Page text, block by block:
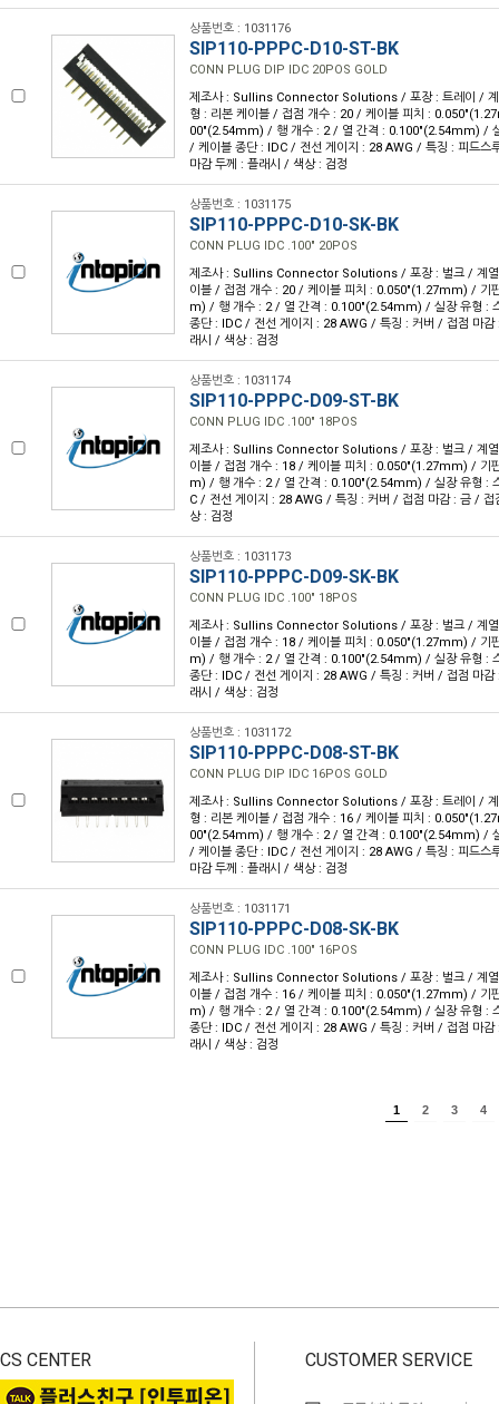
상품번호 : 1031176
SIP110-PPPC-D10-ST-BK
CONN PLUG DIP IDC 20POS GOLD
제조사 : Sullins Connector Solutions / 포장 : 트레이 / 계
형 : 리본 케이블 / 접점 개수 : 20 / 케이블 피치 :
00"(2.54mm) / 행 개수 : 2 / 열 간격 : 0.100"(2.54mm) /
/ 케이블 종단 : IDC / 전선 게이지 : 28 AWG / 특징 : 피드스
마감 두께 : 플래시 / 색상 : 검정
상품번호 : 1031175
SIP110-PPPC-D10-SK-BK
CONN PLUG IDC .100" 20POS
제조사 : Sullins Connector Solutions / 포장 : 벌크 / 계열
이블 / 접점 개수 : 20 / 케이블 피치 : 0.050"(1.27mm) / 기
m) / 행 개수 : 2 / 열 간격 : 0.100"(2.54mm) / 실장 유형 :
종단 : IDC / 전선 게이지 : 28 AWG / 특징 : 커버 / 접점 마감
래시 / 색상 : 검정
상품번호 : 1031174
SIP110-PPPC-D09-ST-BK
CONN PLUG IDC .100" 18POS
제조사 : Sullins Connector Solutions / 포장 : 벌크 / 계열
이블 / 접점 개수 : 18 / 케이블 피치 : 0.050"(1.27mm) / 기
m) / 행 개수 : 2 / 열 간격 : 0.100"(2.54mm) / 실장 유형 :
C / 전선 게이지 : 28 AWG / 특징 : 커버 / 접점 마감 : 금 / 접
상 : 검정
상품번호 : 1031173
SIP110-PPPC-D09-SK-BK
CONN PLUG IDC .100" 18POS
제조사 : Sullins Connector Solutions / 포장 : 벌크 / 계열
이블 / 접점 개수 : 18 / 케이블 피치 : 0.050"(1.27mm) / 기
m) / 행 개수 : 2 / 열 간격 : 0.100"(2.54mm) / 실장 유형 :
종단 : IDC / 전선 게이지 : 28 AWG / 특징 : 커버 / 접점 마감
래시 / 색상 : 검정
상품번호 : 1031172
SIP110-PPPC-D08-ST-BK
CONN PLUG DIP IDC 16POS GOLD
제조사 : Sullins Connector Solutions / 포장 : 트레이 / 계
형 : 리본 케이블 / 접점 개수 : 16 / 케이블 피치 :
00"(2.54mm) / 행 개수 : 2 / 열 간격 : 0.100"(2.54mm) /
/ 케이블 종단 : IDC / 전선 게이지 : 28 AWG / 특징 : 피드스
마감 두께 : 플래시 / 색상 : 검정
상품번호 : 1031171
SIP110-PPPC-D08-SK-BK
CONN PLUG IDC .100" 16POS
제조사 : Sullins Connector Solutions / 포장 : 벌크 / 계열
이블 / 접점 개수 : 16 / 케이블 피치 : 0.050"(1.27mm) / 기
m) / 행 개수 : 2 / 열 간격 : 0.100"(2.54mm) / 실장 유형 :
종단 : IDC / 전선 게이지 : 28 AWG / 특징 : 커버 / 접점 마감
래시 / 색상 : 검정
1 2 3 4
CS CENTER CUSTOMER SERVICE